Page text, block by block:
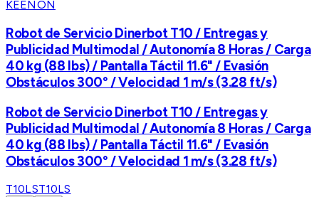
KEENON
Robot de Servicio Dinerbot T10 / Entregas y
Publicidad Multimodal / Autonomía 8 Horas / Carga
40 kg (88 lbs) / Pantalla Táctil 11.6" / Evasión
Obstáculos 300° / Velocidad 1 m/s (3.28 ft/s)
Robot de Servicio Dinerbot T10 / Entregas y
Publicidad Multimodal / Autonomía 8 Horas / Carga
40 kg (88 lbs) / Pantalla Táctil 11.6" / Evasión
Obstáculos 300° / Velocidad 1 m/s (3.28 ft/s)
T10LST10LS